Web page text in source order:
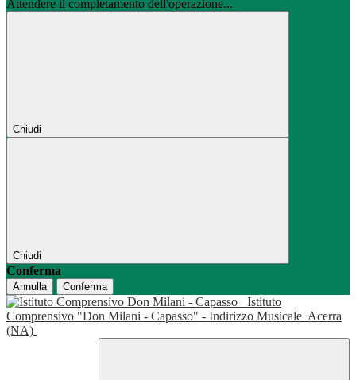
Attendere il completamento dell'operazione...
Chiudi
Chiudi
Conferma
Annulla Conferma
Istituto
Comprensivo "Don Milani - Capasso" - Indirizzo Musicale Acerra
(NA)